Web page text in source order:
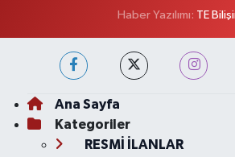
Haber Yazılımı: TE
Ana Sayfa
Kategoriler
RESMİ İLANLAR